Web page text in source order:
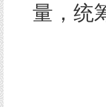
量，统